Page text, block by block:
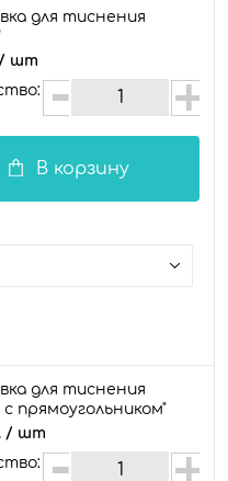
для тиснения
/ шт
В корзину
для тиснения
прямоугольником"
/ шт